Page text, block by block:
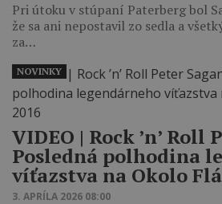
Pri útoku v stúpaní Paterberg bol
že sa ani nepostavil zo sedla a
za…
VIDEO ‎| Rock ’n’ Roll
Posledná polhodina
víťazstva na Okolo
3. APRÍLA 2026 08:00
NOVINKY